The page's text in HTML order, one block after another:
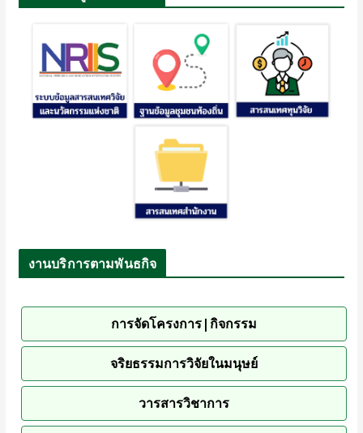
งานบริการตามพันธกิจ
การจัดโครงการ|กิจกรรม
จริยธรรมการวิจัยในมนุษย์
วารสารวิชาการ